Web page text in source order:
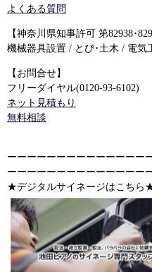
よくある質問
【神奈川県知事許可 第82938･
機械器具設置 / とび･土木 / 電気
【お問合せ】
フリーダイヤル(0120-93-6102)
ネット見積もり
無料相談
ーーーーーーーーーーーーーー
ーーーーーーーーーーーーーー
★デジタルサイネージはこちら